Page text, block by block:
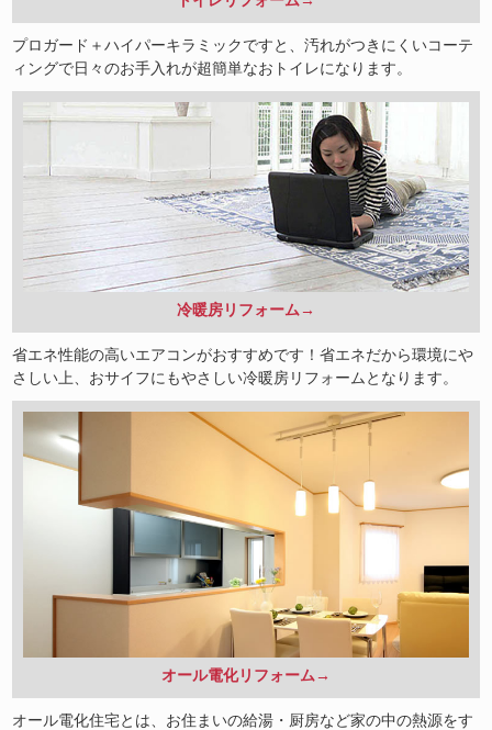
プロガード＋ハイパーキラミックですと、汚れがつきにくいコーテ
ィングで日々のお手入れが超簡単なおトイレになります。
冷暖房リフォーム→
省エネ性能の高いエアコンがおすすめです！省エネだから環境にや
さしい上、おサイフにもやさしい冷暖房リフォームとなります。
オール電化リフォーム→
オール電化住宅とは、お住まいの給湯・厨房など家の中の熱源をす